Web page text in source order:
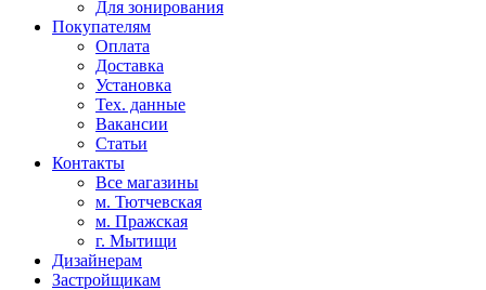
Для зонирования
Покупателям
Оплата
Доставка
Установка
Тех. данные
Вакансии
Статьи
Контакты
Все магазины
м. Тютчевская
м. Пражская
г. Мытищи
Дизайнерам
Застройщикам